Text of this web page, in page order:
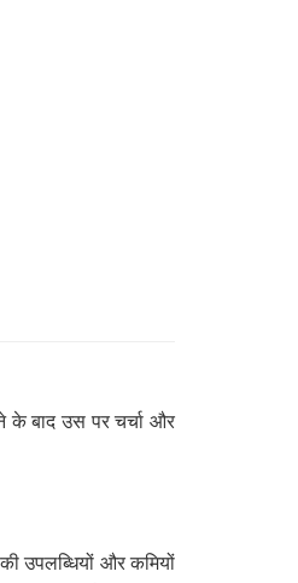
के बाद उस पर चर्चा और
उपलब्धियों और कमियों